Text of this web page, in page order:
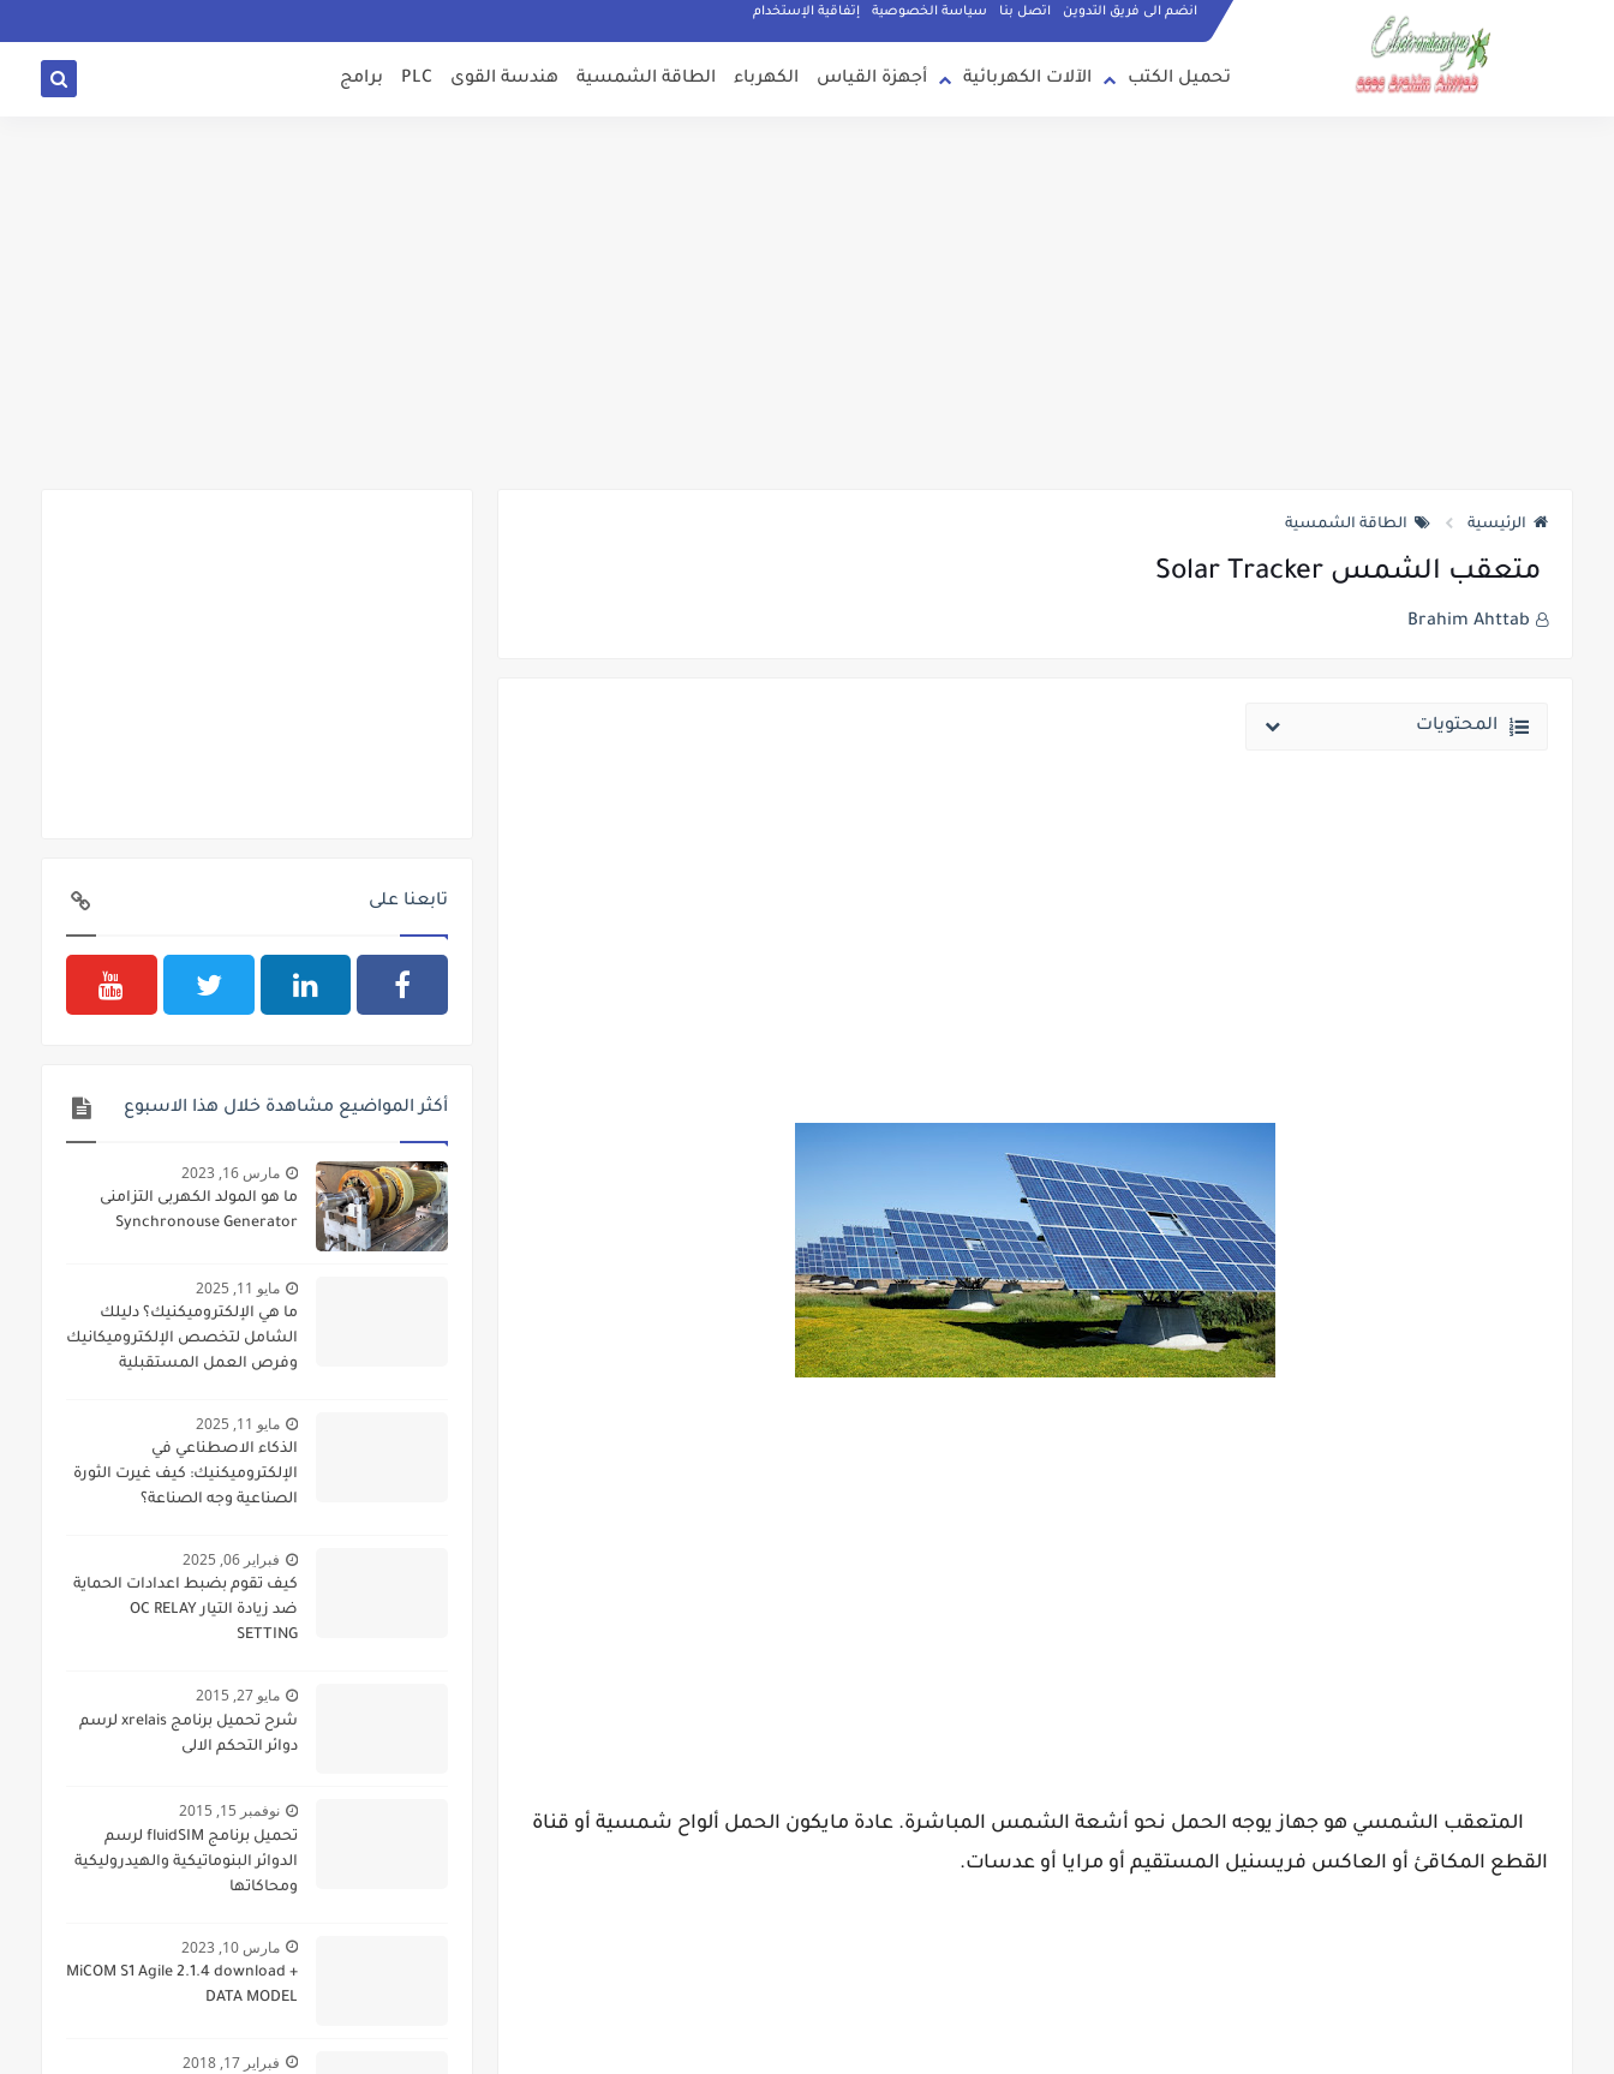
انضم الى فريق التدوين اتصل بنا سياسة الخصوصية إتفاقية الإستخدام
تحميل الكتب الآلات الكهربائية أجهزة القياس الكهرباء الطاقة الشمسية هندسة القوى PLC برامج
الرئيسية الطاقة الشمسية
Brahim Ahttab
المحتويات
المتعقب الشمسي هو جهاز يوجه الحمل نحو أشعة الشمس المباشرة. عادة مايكون الحمل ألواح شمسية أو قناة
القطع المكاقئ أو العاكس فريسنيل المستقيم أو مرايا أو عدسات.
تابعنا على
أكثر المواضيع مشاهدة خلال هذا الاسبوع
مارس 16, 2023
ما هو المولد الكهربى التزامنى
Synchronouse Generator
مايو 11, 2025
ما هي الإلكتروميكنيك؟ دليلك
الشامل لتخصص الإلكتروميكانيك
وفرص العمل المستقبلية
مايو 11, 2025
الذكاء الاصطناعي في
الإلكتروميكنيك: كيف غيرت الثورة
الصناعية وجه الصناعة؟
فبراير 06, 2025
كيف تقوم بضبط اعدادات الحماية
ضد زيادة التيار OC RELAY
SETTING
مايو 27, 2015
شرح تحميل برنامج xrelais لرسم
دوائر التحكم الالى
نوفمبر 15, 2015
تحميل برنامج fluidSIM لرسم
الدوائر البنوماتيكية والهيدروليكية
ومحاكاتها
مارس 10, 2023
MiCOM S1 Agile 2.1.4 download +
DATA MODEL
فبراير 17, 2018